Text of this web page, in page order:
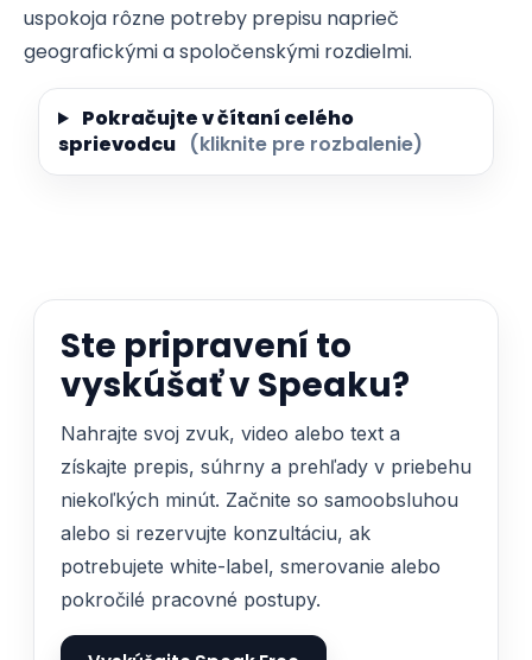
uspokoja rôzne potreby prepisu naprieč
geografickými a spoločenskými rozdielmi.
Pokračujte v čítaní celého
sprievodcu (kliknite pre rozbalenie)
Ste pripravení to
vyskúšať v Speaku?
Nahrajte svoj zvuk, video alebo text a
získajte prepis, súhrny a prehľady v priebehu
niekoľkých minút. Začnite so samoobsluhou
alebo si rezervujte konzultáciu, ak
potrebujete white-label, smerovanie alebo
pokročilé pracovné postupy.